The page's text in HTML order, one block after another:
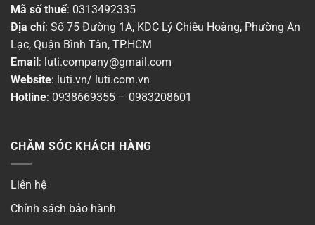
Mã số thuế: 0313492335
Địa chỉ: Số 75 Đường 1A, KDC Lý Chiêu Hoàng, Phường An
Lạc, Quận Bình Tân, TP.HCM
Email : luti.company@gmail.com
Website: luti.vn/ luti.com.vn
Hotline: 0938669355 – 0983208601
CHĂM SÓC KHÁCH HÀNG
Liên hệ
Chính sách bảo hành